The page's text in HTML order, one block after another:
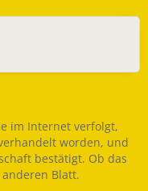
im Internet verfolgt,
worden, und
bestätigt. Ob das
Blatt.